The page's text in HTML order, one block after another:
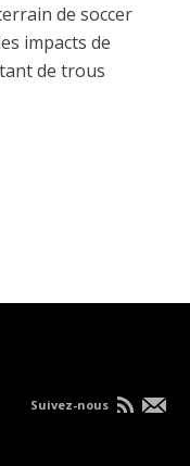
de soccer
impacts de
de trous
Suivez-nous